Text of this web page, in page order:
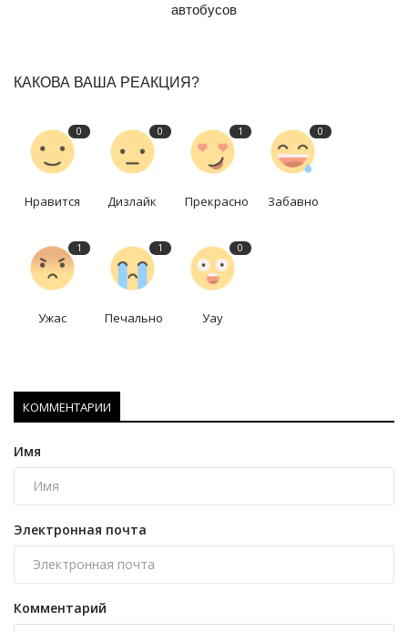
автобусов
КАКОВА ВАША РЕАКЦИЯ?
0
Нравится
0
Дизлайк
1
Прекрасно
0
Забавно
1
Ужас
1
Печально
0
Уау
КОММЕНТАРИИ
Имя
Электронная почта
Комментарий